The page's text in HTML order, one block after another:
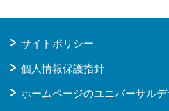
サイトポリシー
個人情報保護指針
ホームページのユニバーサル